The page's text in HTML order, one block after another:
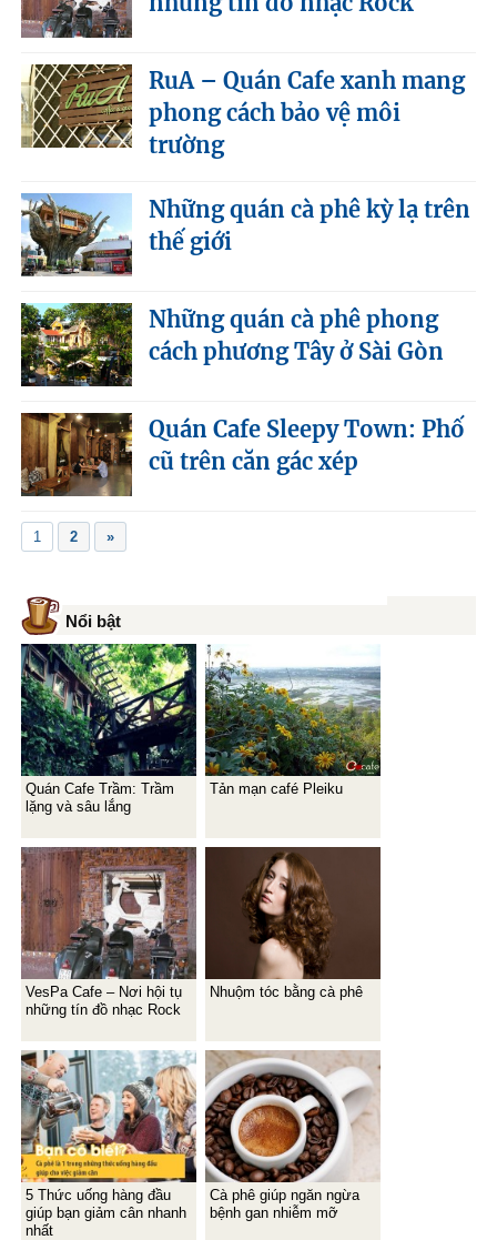
RuA – Quán Cafe xanh mang
phong cách bảo vệ môi
trường
Những quán cà phê kỳ lạ trên
thế giới
Những quán cà phê phong
cách phương Tây ở Sài Gòn
Quán Cafe Sleepy Town: Phố
cũ trên căn gác xép
1 2 »
Nổi bật
Quán Cafe Trầm: Trầm
lặng và sâu lắng
Tản mạn café Pleiku
VesPa Cafe – Nơi hội tụ
những tín đồ nhạc Rock
Nhuộm tóc bằng cà phê
5 Thức uống hàng đầu
giúp bạn giảm cân nhanh
nhất
Cà phê giúp ngăn ngừa
bệnh gan nhiễm mỡ